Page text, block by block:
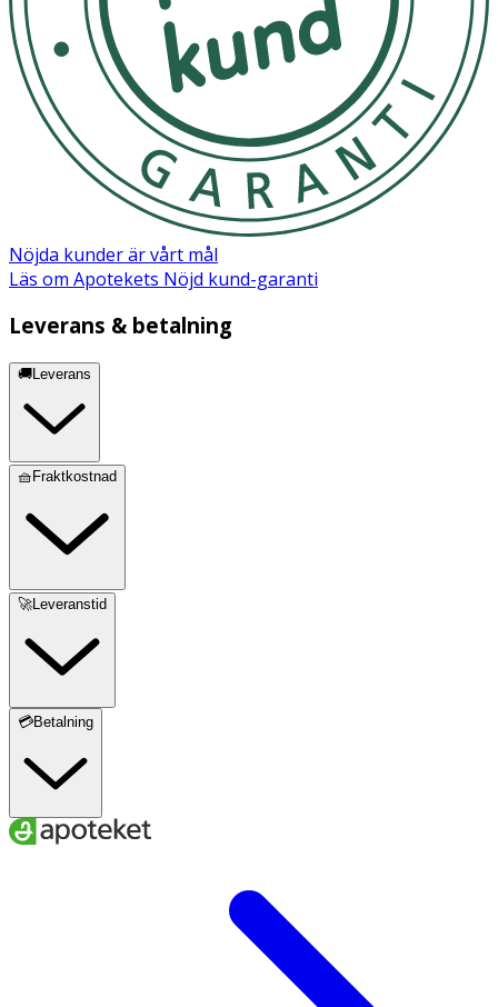
Nöjda kunder är vårt mål
Läs om Apotekets Nöjd kund-garanti
Leverans & betalning
🚚Leverans
🧺Fraktkostnad
🚀Leveranstid
💳Betalning